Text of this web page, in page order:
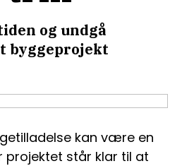
og undgå
byggeprojekt
kan være en
står klar til at